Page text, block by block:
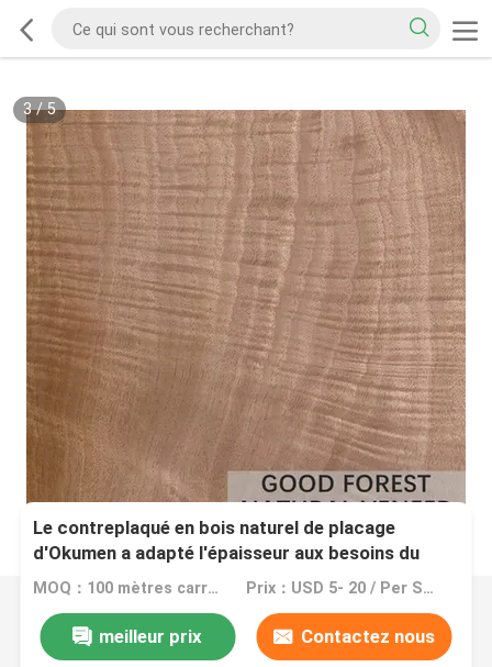
3/5
Le contreplaqué en bois naturel de placage
d'Okumen a adapté l'épaisseur aux besoins du
client de 0,18 - de 0.55mm
MOQ：100 mètres carrés (m2) Prix：USD 5- 20 / Per Square Meter (M2)
meilleur prix Contactez nous